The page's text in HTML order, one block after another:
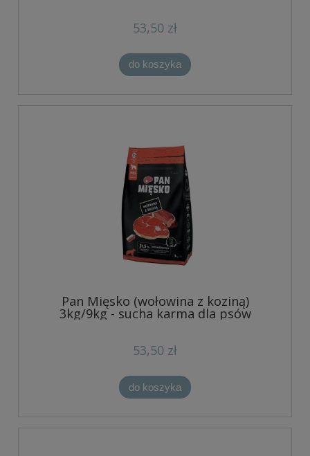
53,50 zł
do koszyka
Pan Mięsko (wołowina z koziną)
3kg/9kg - sucha karma dla psów
53,50 zł
do koszyka